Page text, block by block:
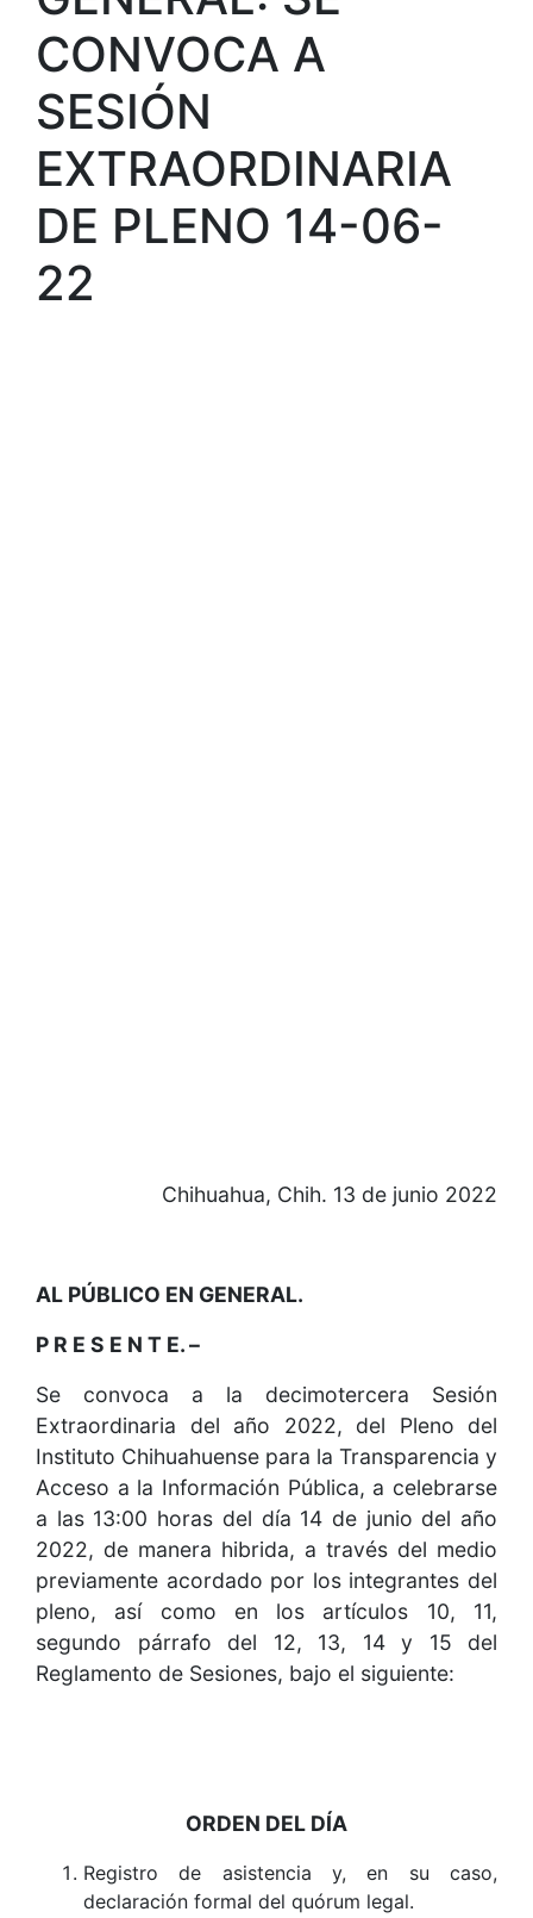
CONVOCA A
SESIÓN
EXTRAORDINARIA
DE PLENO 14-06-
22
Chihuahua, Chih. 13 de junio 2022
AL PÚBLICO EN GENERAL.
P R E S E N T E. –
Se convoca a la decimotercera Sesión
Extraordinaria del año 2022, del Pleno del
Instituto Chihuahuense para la Transparencia y
Acceso a la Información Pública, a celebrarse
a las 13:00 horas del día 14 de junio del año
2022, de manera hibrida, a través del medio
previamente acordado por los integrantes del
pleno, así como en los artículos 10, 11,
segundo párrafo del 12, 13, 14 y 15 del
Reglamento de Sesiones, bajo el siguiente:
ORDEN DEL DÍA
Registro de asistencia y, en su caso,
declaración formal del quórum legal.